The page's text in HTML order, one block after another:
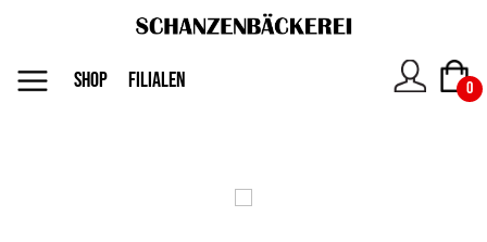
SHOP FILIALEN 0